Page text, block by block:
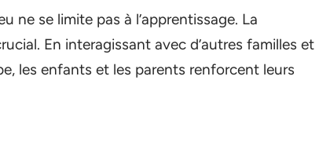
ne se limite pas à l’apprentissage. La
En interagissant avec d’autres familles et
les enfants et les parents renforcent leurs